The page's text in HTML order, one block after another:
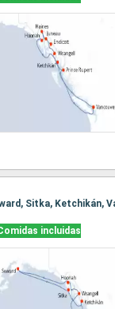
Sitka, Ketchikán,
incluidas